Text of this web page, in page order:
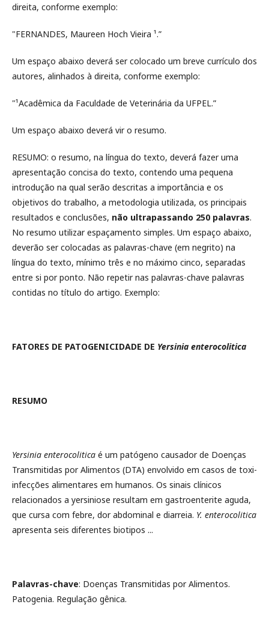
direita, conforme exemplo:
"FERNANDES, Maureen Hoch Vieira ¹.”
Um espaço abaixo deverá ser colocado um breve currículo dos
autores, alinhados à direita, conforme exemplo:
"¹Acadêmica da Faculdade de Veterinária da UFPEL.”
Um espaço abaixo deverá vir o resumo.
RESUMO: o resumo, na língua do texto, deverá fazer uma
apresentação concisa do texto, contendo uma pequena
introdução na qual serão descritas a importância e os
objetivos do trabalho, a metodologia utilizada, os principais
resultados e conclusões, não ultrapassando 250 palavras.
No resumo utilizar espaçamento simples. Um espaço abaixo,
deverão ser colocadas as palavras-chave (em negrito) na
língua do texto, mínimo três e no máximo cinco, separadas
entre si por ponto. Não repetir nas palavras-chave palavras
contidas no título do artigo. Exemplo:
FATORES DE PATOGENICIDADE DE Yersinia enterocolitica
RESUMO
Yersinia enterocolitica é um patógeno causador de Doenças
Transmitidas por Alimentos (DTA) envolvido em casos de toxi-
infecções alimentares em humanos. Os sinais clínicos
relacionados a yersiniose resultam em gastroenterite aguda,
que cursa com febre, dor abdominal e diarreia. Y. enterocolitica
apresenta seis diferentes biotipos ...
Palavras-chave: Doenças Transmitidas por Alimentos.
Patogenia. Regulação gênica.